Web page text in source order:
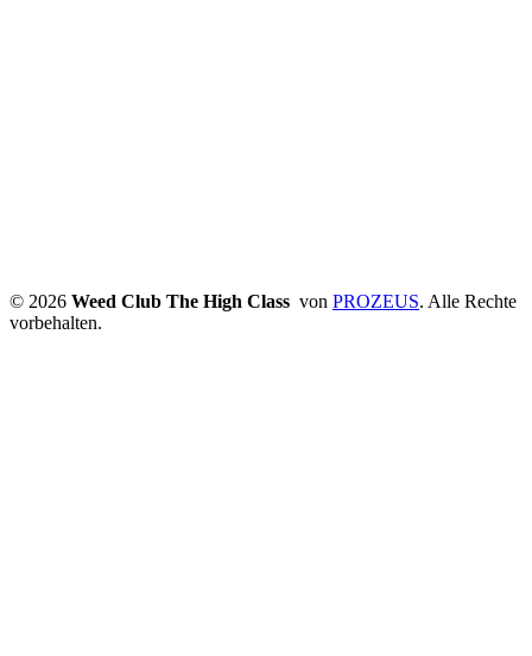
© 2026 Weed Club The High Class von PROZEUS. Alle Rechte
vorbehalten.